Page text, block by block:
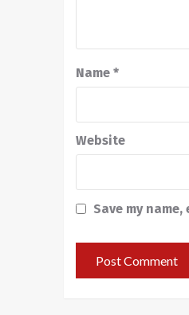
Name *
Website
Save my